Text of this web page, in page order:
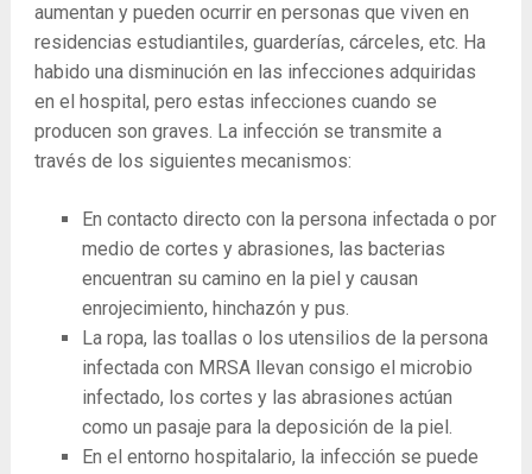
aumentan y pueden ocurrir en personas que viven en
residencias estudiantiles, guarderías, cárceles, etc. Ha
habido una disminución en las infecciones adquiridas
en el hospital, pero estas infecciones cuando se
producen son graves. La infección se transmite a
través de los siguientes mecanismos:
En contacto directo con la persona infectada o por
medio de cortes y abrasiones, las bacterias
encuentran su camino en la piel y causan
enrojecimiento, hinchazón y pus.
La ropa, las toallas o los utensilios de la persona
infectada con MRSA llevan consigo el microbio
infectado, los cortes y las abrasiones actúan
como un pasaje para la deposición de la piel.
En el entorno hospitalario, la infección se puede